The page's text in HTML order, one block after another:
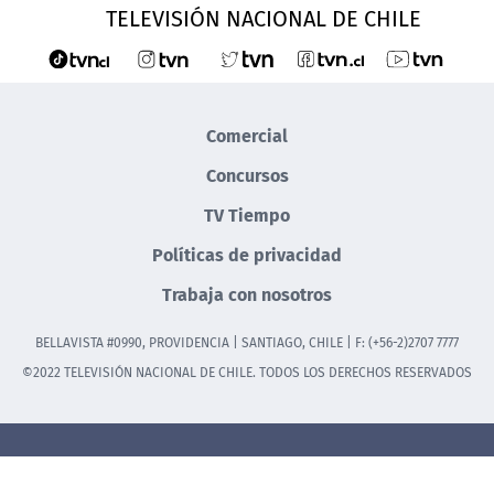
TELEVISIÓN NACIONAL DE CHILE
Comercial
Concursos
TV Tiempo
Políticas de privacidad
Trabaja con nosotros
BELLAVISTA #0990, PROVIDENCIA | SANTIAGO, CHILE | F: (+56-2)2707 7777
©2022 TELEVISIÓN NACIONAL DE CHILE. TODOS LOS DERECHOS RESERVADOS